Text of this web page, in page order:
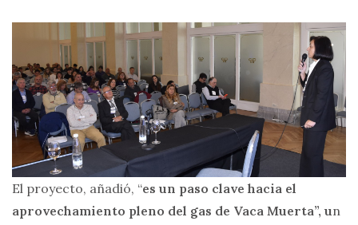
El proyecto, añadió, “es un paso clave hacia el
aprovechamiento pleno del gas de Vaca Muerta”, un